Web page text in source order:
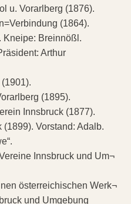
u. Vorarlberg (1876).
(1864).
Kneipe: Breinnößl.
Arthur
(1895).
Innsbruck (1877).
Vorstand: Adalb.
Innsbruck und Um¬
österreichischen Werk¬
und Umgebung